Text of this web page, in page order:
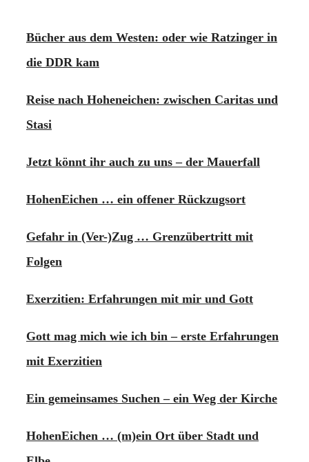
Bücher aus dem Westen: oder wie Ratzinger in
die DDR kam
Reise nach Hoheneichen: zwischen Caritas und
Stasi
Jetzt könnt ihr auch zu uns – der Mauerfall
HohenEichen … ein offener Rückzugsort
Gefahr in (Ver-)Zug … Grenzübertritt mit
Folgen
Exerzitien: Erfahrungen mit mir und Gott
Gott mag mich wie ich bin – erste Erfahrungen
mit Exerzitien
Ein gemeinsames Suchen – ein Weg der Kirche
HohenEichen … (m)ein Ort über Stadt und